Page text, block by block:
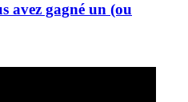
avez gagné un (ou